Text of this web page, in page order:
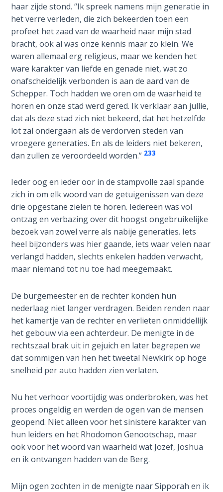
First
Corinthians
The Epistle
of
Sanctification
- Book 3
First
Corinthians
The Epistle
of
Sanctification
- Book 4
Corinthians:
Apostolic
Authority
The
Book of
Galatians
from the
Old
Covenant to
the New
James
to the
Tribes
The First
Epistle of
John: The
Fellowship
of the
haar zijde stond. “Ik spreek namens mijn generatie in
het verre verleden, die zich bekeerden toen een
profeet het zaad van de waarheid naar mijn stad
bracht, ook al was onze kennis maar zo klein. We
waren allemaal erg religieus, maar we kenden het
ware karakter van liefde en genade niet, wat zo
onafscheidelijk verbonden is aan de aard van de
Schepper. Toch hadden we oren om de waarheid te
horen en onze stad werd gered. Ik verklaar aan jullie,
dat als deze stad zich niet bekeerd, dat het hetzelfde
lot zal ondergaan als de verdorven steden van
vroegere generaties. En als de leiders niet bekeren,
dan zullen ze veroordeeld worden.” 233
Ieder oog en ieder oor in de stampvolle zaal spande
zich in om elk woord van de getuigenissen van deze
drie opgestane zielen te horen. Iedereen was vol
ontzag en verbazing over dit hoogst ongebruikelijke
bezoek van zowel verre als nabije generaties. Iets
heel bijzonders was hier gaande, iets waar velen naar
verlangd hadden, slechts enkelen hadden verwacht,
maar niemand tot nu toe had meegemaakt.
De burgemeester en de rechter konden hun
nederlaag niet langer verdragen. Beiden renden naar
het kamertje van de rechter en verlieten onmiddellijk
het gebouw via een achterdeur. De menigte in de
rechtszaal brak uit in gejuich en later begrepen we
dat sommigen van hen het tweetal Newkirk op hoge
snelheid per auto hadden zien verlaten.
Nu het verhoor voortijdig was onderbroken, was het
proces ongeldig en werden de ogen van de mensen
geopend. Niet alleen voor het sinistere karakter van
hun leiders en het Rhodomon Genootschap, maar
ook voor het woord van waarheid wat Jozef, Joshua
en ik ontvangen hadden van de Berg.
Mijn ogen zochten in de menigte naar Sipporah en ik